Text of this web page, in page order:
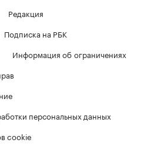
Редакция
Подписка на РБК
Информация об ограничениях
персональных данных
cookie